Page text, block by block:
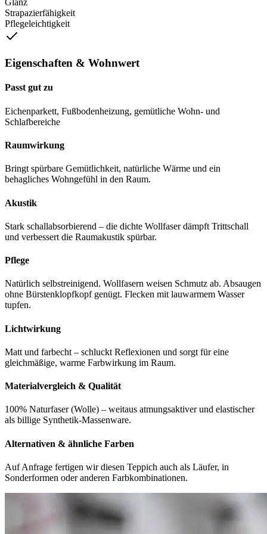
Strapazierfähigkeit
Pflegeleichtigkeit
Eigenschaften & Wohnwert
Passt gut zu
Eichenparkett, Fußbodenheizung, gemütliche Wohn- und
Schlafbereiche
Raumwirkung
Bringt spürbare Gemütlichkeit, natürliche Wärme und ein
behagliches Wohngefühl in den Raum.
Akustik
Stark schallabsorbierend – die dichte Wollfaser dämpft Trittschall
und verbessert die Raumakustik spürbar.
Pflege
Natürlich selbstreinigend. Wollfasern weisen Schmutz ab. Absaugen
ohne Bürstenklopfkopf genügt. Flecken mit lauwarmem Wasser
tupfen.
Lichtwirkung
Matt und farbecht – schluckt Reflexionen und sorgt für eine
gleichmäßige, warme Farbwirkung im Raum.
Materialvergleich & Qualität
100% Naturfaser (Wolle) – weitaus atmungsaktiver und elastischer
als billige Synthetik-Massenware.
Alternativen & ähnliche Farben
Auf Anfrage fertigen wir diesen Teppich auch als Läufer, in
Sonderformen oder anderen Farbkombinationen.